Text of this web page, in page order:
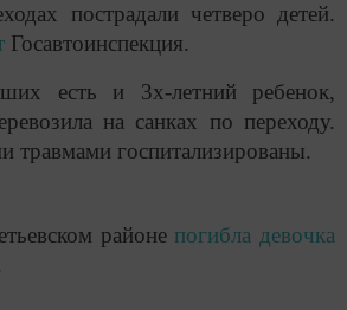
пострадали четверо детей.
Госавтоинспекция.
есть и 3х-летний ребенок,
на санках по переходу.
травмами госпитализированы.
районе погибла девочка